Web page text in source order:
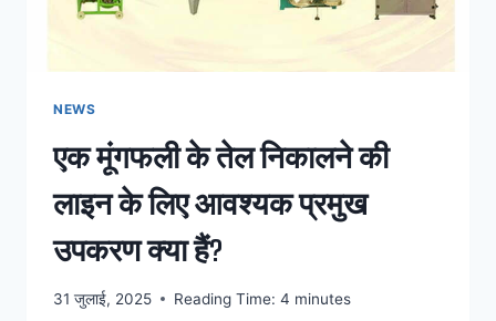
NEWS
एक मूंगफली के तेल निकालने की
लाइन के लिए आवश्यक प्रमुख
उपकरण क्या हैं?
31 जुलाई, 2025 Reading Time: 4 minutes